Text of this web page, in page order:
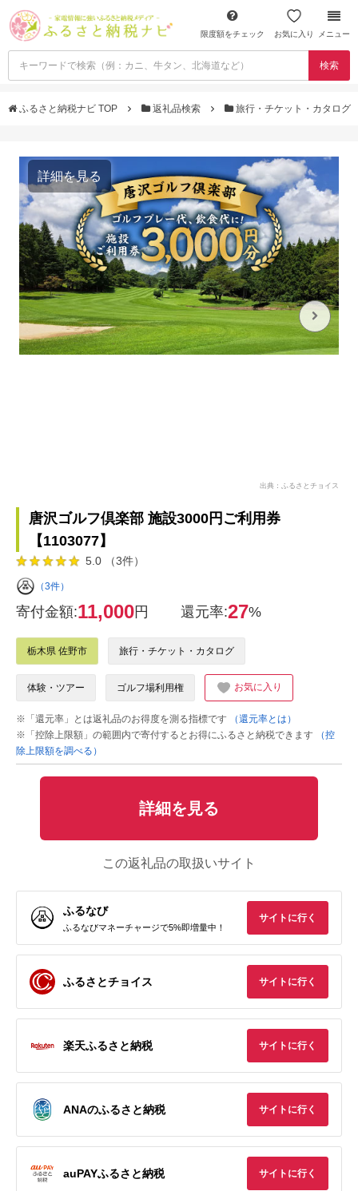
限度額をチェック お気に入り メニュー
検索
ふるさと納税ナビ TOP 返礼品検索 旅行・チケット・カタログ
詳細を見る
出典：ふるさとチョイス
唐沢ゴルフ倶楽部 施設3000円ご利用券
【1103077】
5.0 （3件）
（3件）
寄付金額:11,000円 還元率:27%
栃木県 佐野市 旅行・チケット・カタログ
体験・ツアー ゴルフ場利用権 お気に入り
※「還元率」とは返礼品のお得度を測る指標です
（還元率とは）
※「控除上限額」の範囲内で寄付するとお得にふるさと納税できます
（控
除上限額を調べる）
詳細を見る
この返礼品の取扱いサイト
ふるなび
ふるなびマネーチャージで5%即増量中！
サイトに行く
ふるさとチョイス サイトに行く
楽天ふるさと納税 サイトに行く
ANAのふるさと納税 サイトに行く
auPAYふるさと納税 サイトに行く